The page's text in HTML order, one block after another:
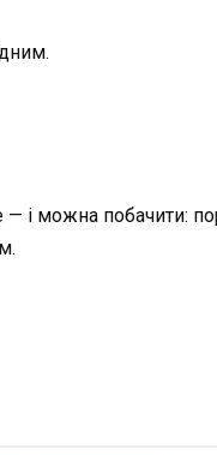
і можна побачити: